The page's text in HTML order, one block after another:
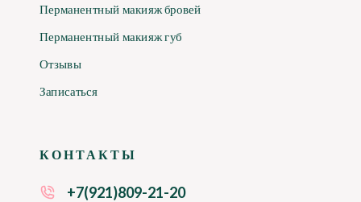
Перманентный макияж бровей
Перманентный макияж губ
Отзывы
Записаться
КОНТАКТЫ
+7(921)809-21-20